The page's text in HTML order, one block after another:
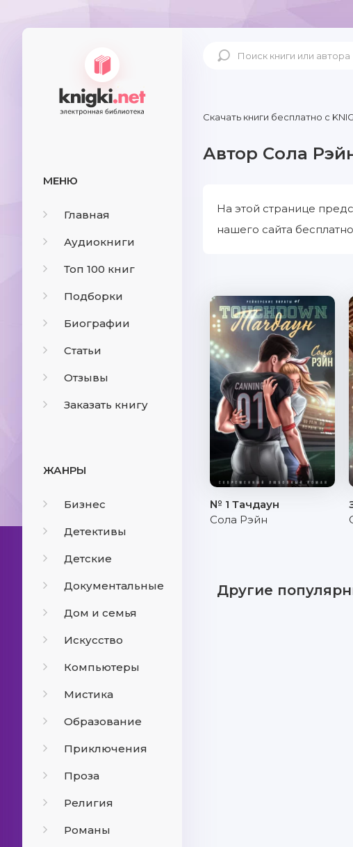
МЕНЮ
Главная
Аудиокниги
Топ 100 книг
Подборки
Биографии
Статьи
Отзывы
Заказать книгу
ЖАНРЫ
Бизнес
Детективы
Детские
Документальные
Дом и семья
Искусство
Компьютеры
Мистика
Образование
Приключения
Проза
Религия
Романы
Скачать книги бесплатно c
Автор Сола
На этой странице
нашего сайта
№ 1 Тачдаун
Сола Рэйн
Другие